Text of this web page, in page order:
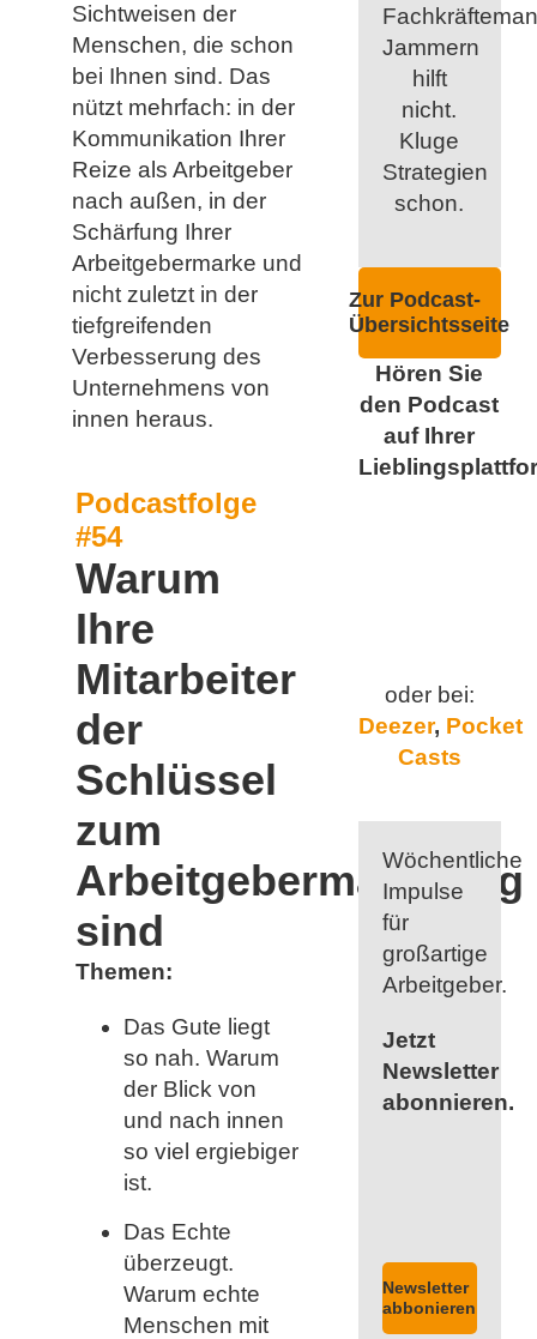
Sichtweisen der
Menschen, die schon
bei Ihnen sind. Das
nützt mehrfach: in der
Kommunikation Ihrer
Reize als Arbeitgeber
nach außen, in der
Schärfung Ihrer
Arbeitgebermarke und
nicht zuletzt in der
tiefgreifenden
Verbesserung des
Unternehmens von
innen heraus.
Podcastfolge
#54
Warum
Ihre
Mitarbeiter
der
Schlüssel
zum
Arbeitgebermarketing
sind
Themen:
Das Gute liegt
so nah. Warum
der Blick von
und nach innen
so viel ergiebiger
ist.
Das Echte
überzeugt.
Warum echte
Menschen mit
Jammern
hilft
nicht.
Kluge
Strategien
schon.
Zur Podcast-
Übersichtsseite
Hören Sie
den Podcast
auf Ihrer
oder bei:
Deezer, Pocket
Casts
Wöchentliche
Impulse
für
großartige
Arbeitgeber.
Jetzt
Newsletter
abonnieren.
Newsletter
abbonieren